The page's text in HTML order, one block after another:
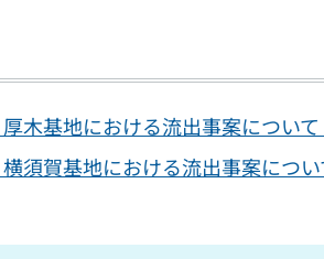
厚木基地における流出事案につい
横須賀基地における流出事案につ